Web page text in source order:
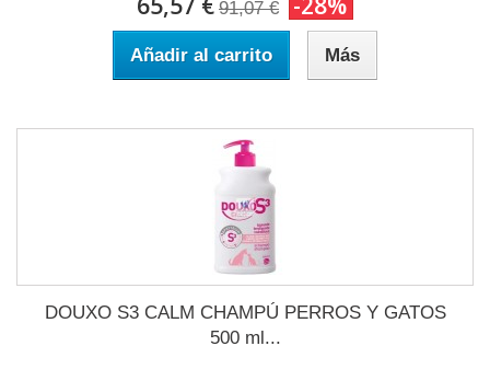
91,07 €
Añadir al carrito Más
DOUXO S3 CALM CHAMPÚ PERROS Y GATOS
500 ml...